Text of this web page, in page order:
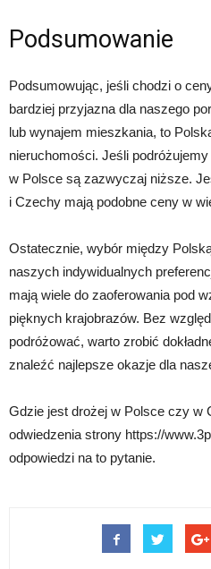
Podsumowanie
Podsumowując, jeśli chodzi o
bardziej przyjazna dla naszego
lub wynajem mieszkania, to
nieruchomości. Jeśli
w Polsce są zazwyczaj niższe.
i Czechy mają podobne ceny w
Ostatecznie, wybór między
naszych indywidualnych
mają wiele do zaoferowania pod
pięknych krajobrazów. Bez
podróżować, warto zrobić
znaleźć najlepsze okazje dla
Gdzie jest drożej w Polsce czy w
odwiedzenia strony https://
odpowiedzi na to pytanie.